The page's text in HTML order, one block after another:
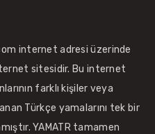
internet adresi üzerinde
sitesidir. Bu internet
farklı kişiler veya
Türkçe yamalarını tek bir
YAMATR tamamen